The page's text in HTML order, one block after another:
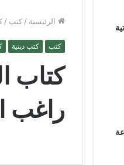
الرئيسية / كتب /
كتب كتب دينية
كتاب
راغب